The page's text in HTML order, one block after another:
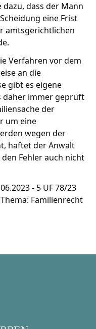
dass der Mann
eine Frist
amtsgerichtlichen
Verfahren vor dem
an die
gibt es eigene
daher immer geprüft
der
um eine
wegen der
haftet der Anwalt
Fehler auch nicht
- 5 UF 78/23
Familienrecht